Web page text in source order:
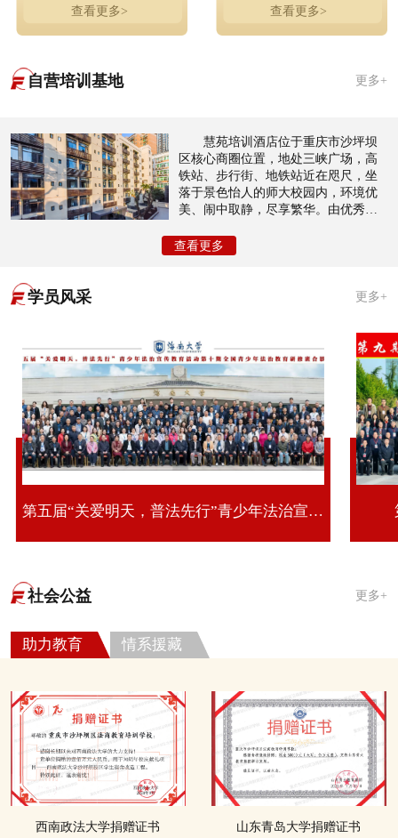
查看更多> 查看更多>
自营培训基地 更多+
慧苑培训酒店位于重庆市沙坪坝
区核心商圈位置，地处三峡广场，高
铁站、步行街、地铁站近在咫尺，坐
落于景色怡人的师大校园内，环境优
美、闹中取静，尽享繁华。由优秀设
室，会展培训等为主，共有近200个房
间，接待量大，性价比高，装修风格
查看更多
学员风采 更多+
第五届“关爱明天，普法先行”青少年法治宣传教育活动第十期全国青少年法治教育研修班
社会公益 更多+
助力教育 情系援藏
西南政法大学捐赠证书 山东青岛大学捐赠证书